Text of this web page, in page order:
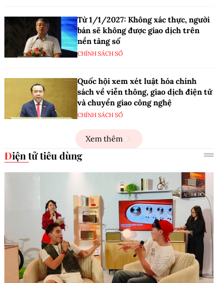
Từ 1/1/2027: Không xác thực, người
bán sẽ không được giao dịch trên
nền tảng số
CHÍNH SÁCH SỐ
Quốc hội xem xét luật hóa chính
sách về viễn thông, giao dịch điện tử
và chuyển giao công nghệ
CHÍNH SÁCH SỐ
Xem thêm
Điện tử tiêu dùng